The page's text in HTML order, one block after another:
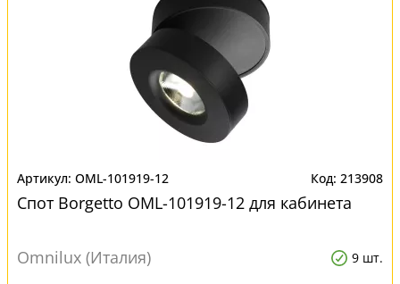
OML-101919-12 213908
Спот Borgetto OML-101919-12 для кабинета
Omnilux (Италия) 9 шт.